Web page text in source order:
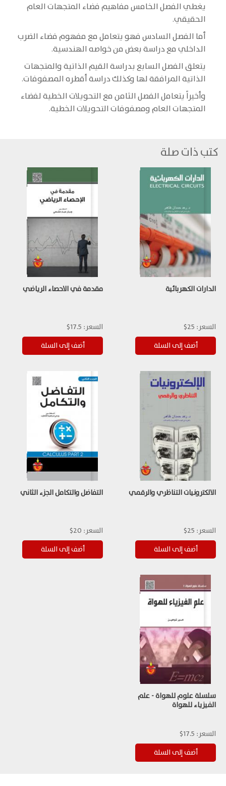
يغطي الفصل الخامس مفاهيم فضاء المتجهات العام
الحقيقي.
أما الفصل السادس فهو يتعامل مع مفهوم فضاء الضرب
الداخلي مع دراسة بعض من خواصه الهندسية.
يتعلق الفصل السابع بدراسة القيم الذاتية والمتجهات
الذاتية المرافقة لها وكذلك دراسة أقطره المصفوفات.
وأخيراً يتعامل الفصل الثامن مع التحويلات الخطية لفضاء
المتجهات العام ومصفوفات التحويلات الخطية.
كتب ذات صلة
الدارات الكهربائية
السعر: 25$
مقدمة في الاحصاء الرياضي
السعر: 17.5$
الالكترونيات التناظري والرقمي
السعر: 25$
التفاضل والتكامل الجزء الثاني
السعر: 20$
سلسلة علوم للهواة - علم
الفيزياء للهواة
السعر: 17.5$